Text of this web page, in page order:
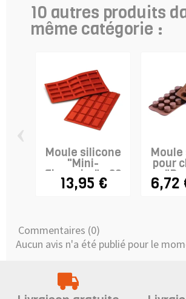
10 autres produits
même catégorie :
Moule silicone
"Mini-
Financier" - 20
cavités
13,95 €
pour
6,72
Commentaires (0)
Aucun avis n'a été publié pour le